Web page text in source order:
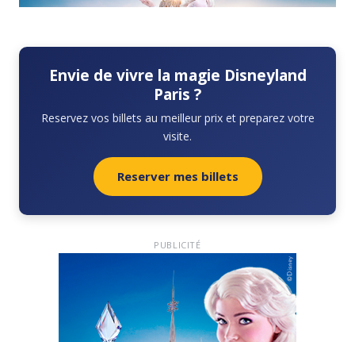
Envie de vivre la magie Disneyland
Paris ?
Reservez vos billets au meilleur prix et preparez votre
visite.
Reserver mes billets
PUBLICITÉ